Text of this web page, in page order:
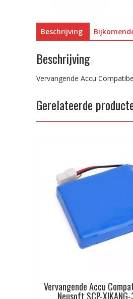
Beschrijving
Beschrijving
Vervangende Accu
Gerelateerde
Vervangende Accu
Neusoft SCP-